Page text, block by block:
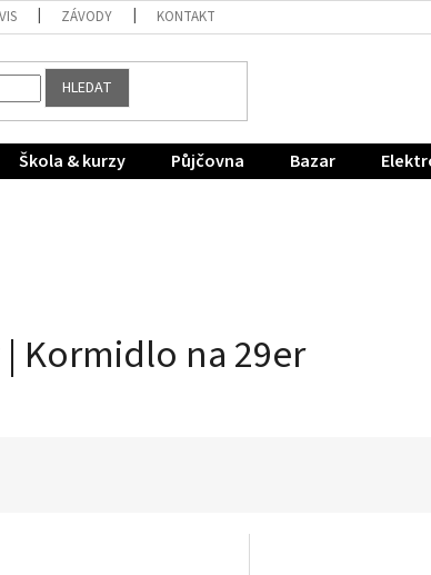
ZÁVODY KONTAKT
HLEDAT
Škola & kurzy Půjčovna Bazar
Kormidlo na 29er